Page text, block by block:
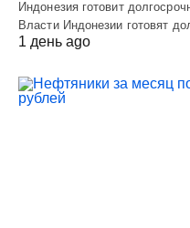
Индонезия готовит
Власти Индонезии готовят
1 день ago